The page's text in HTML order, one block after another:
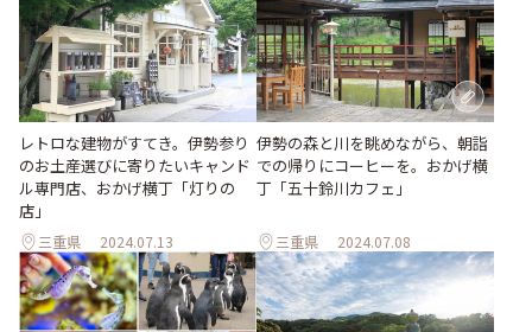
レトロな建物がすてき。伊勢参り
のお土産選びに寄りたいキャンド
ル専門店、おかげ横丁「灯りの
店」
三重県 2024.07.13
伊勢の森と川を眺めながら、朝詣
での帰りにコーヒーを。おかげ横
丁「五十鈴川カフェ」
三重県 2024.07.08